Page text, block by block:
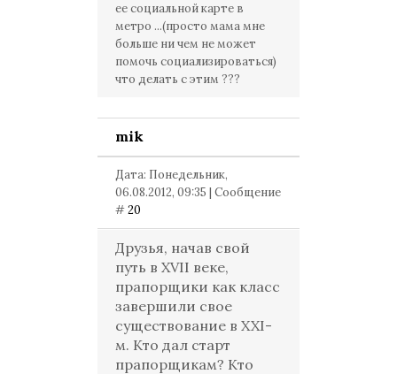
ее социальной карте в
метро ...(просто мама мне
больше ни чем не может
помочь социализироваться)
что делать с этим ???
mik
Дата: Понедельник,
06.08.2012, 09:35 | Сообщение
#20
Друзья, начав свой
путь в XVII веке,
прапорщики как класс
завершили свое
существование в XXI-
м. Кто дал старт
прапорщикам? Кто